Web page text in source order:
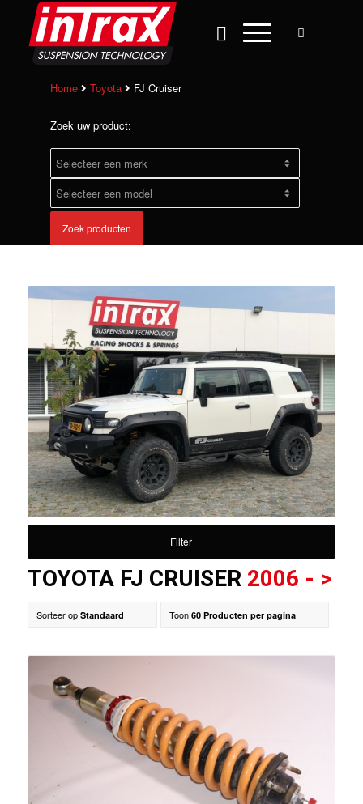
Home Toyota FJ Cruiser
Zoek uw product:
Zoek producten
Filter
TOYOTA FJ CRUISER 2006 - >
Sorteer op Standaard Toon 60 Producten per pagina